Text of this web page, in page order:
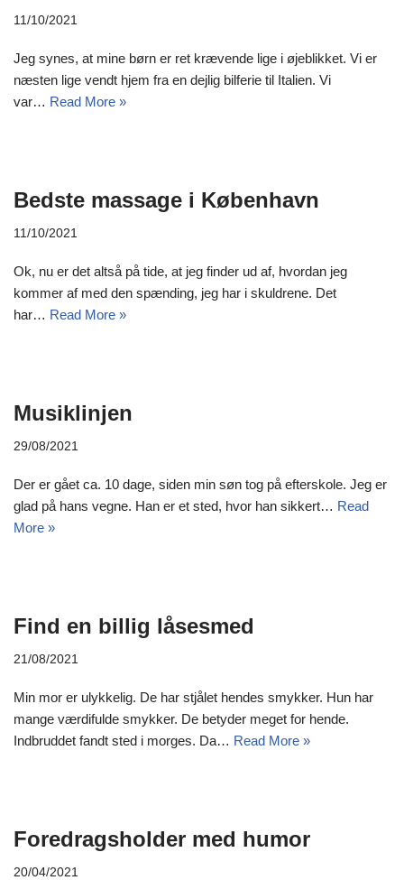
11/10/2021
Jeg synes, at mine børn er ret krævende lige i øjeblikket. Vi er
næsten lige vendt hjem fra en dejlig bilferie til Italien. Vi
var… Read More »
Bedste massage i København
11/10/2021
Ok, nu er det altså på tide, at jeg finder ud af, hvordan jeg
kommer af med den spænding, jeg har i skuldrene. Det
har… Read More »
Musiklinjen
29/08/2021
Der er gået ca. 10 dage, siden min søn tog på efterskole. Jeg er
glad på hans vegne. Han er et sted, hvor han sikkert… Read
More »
Find en billig låsesmed
21/08/2021
Min mor er ulykkelig. De har stjålet hendes smykker. Hun har
mange værdifulde smykker. De betyder meget for hende.
Indbruddet fandt sted i morges. Da… Read More »
Foredragsholder med humor
20/04/2021